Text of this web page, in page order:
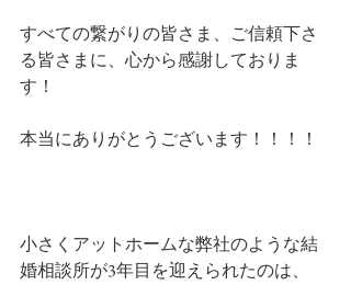
すべての繋がりの皆さま、ご信頼下さ
る皆さまに、心から感謝しておりま
す！
本当にありがとうございます！！！！
小さくアットホームな弊社のような結
婚相談所が3年目を迎えられたのは、